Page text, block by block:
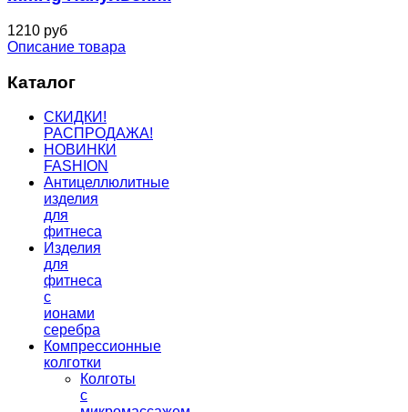
1210 руб
Описание товара
Каталог
СКИДКИ!
РАСПРОДАЖА!
НОВИНКИ
FASHION
Антицеллюлитные
изделия
для
фитнеса
Изделия
для
фитнеса
с
ионами
серебра
Компрессионные
колготки
Колготы
с